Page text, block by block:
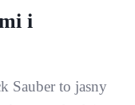
i
Sauber to jasny